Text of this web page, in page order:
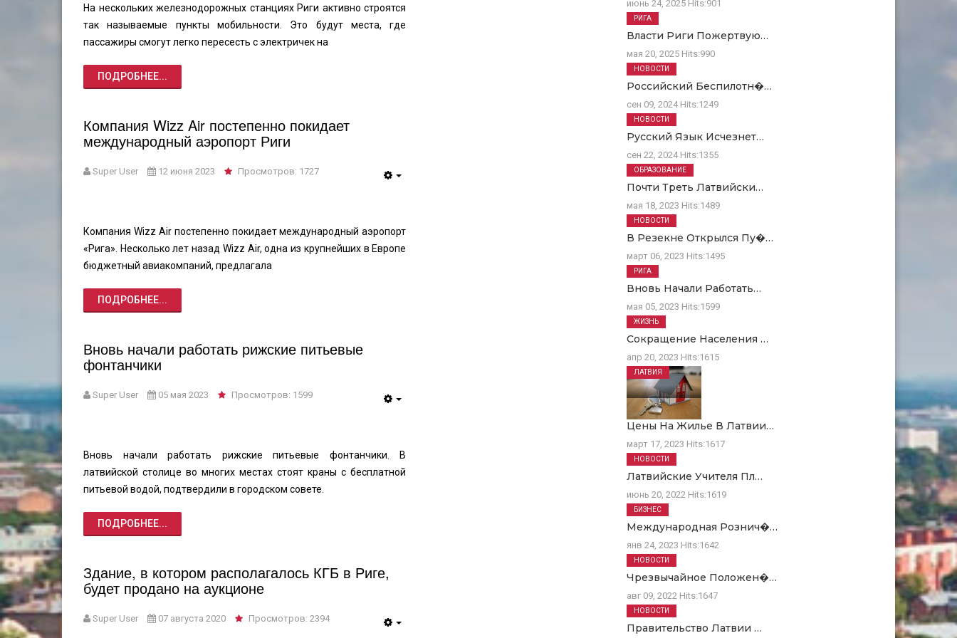
На нескольких железнодорожных станциях Риги активно строятся
так называемые пункты мобильности. Это будут места, где
пассажиры смогут легко пересесть с электричек на
ПОДРОБНЕЕ...
Компания Wizz Air постепенно покидает
международный аэропорт Риги
Super User 12 июня 2023 Просмотров: 1727
Компания Wizz Air постепенно покидает международный аэропорт
«Рига». Несколько лет назад Wizz Air, одна из крупнейших в Европе
бюджетный авиакомпаний, предлагала
ПОДРОБНЕЕ...
Вновь начали работать рижские питьевые
фонтанчики
Super User 05 мая 2023 Просмотров: 1599
Вновь начали работать рижские питьевые фонтанчики. В
латвийской столице во многих местах стоят краны с бесплатной
питьевой водой, подтвердили в городском совете.
ПОДРОБНЕЕ...
Здание, в котором располагалось КГБ в Риге,
будет продано на аукционе
Super User 07 августа 2020 Просмотров: 2394
июнь 24, 2025 Hits:901
Власти Риги Пожертвую…
мая 20, 2025 Hits:990
РИГА
Российский Беспилотн�…
сен 09, 2024 Hits:1249
НОВОСТИ
Русский Язык Исчезнет…
сен 22, 2024 Hits:1355
НОВОСТИ
Почти Треть Латвийски…
мая 18, 2023 Hits:1489
ОБРАЗОВАНИЕ
В Резекне Открылся Пу�…
март 06, 2023 Hits:1495
НОВОСТИ
Вновь Начали Работать…
мая 05, 2023 Hits:1599
РИГА
Сокращение Населения …
апр 20, 2023 Hits:1615
ЖИЗНЬ
Цены На Жилье В Латвии…
март 17, 2023 Hits:1617
ЛАТВИЯ
Латвийские Учителя Пл…
июнь 20, 2022 Hits:1619
НОВОСТИ
Международная Рознич�…
янв 24, 2023 Hits:1642
БИЗНЕС
Чрезвычайное Положен�…
авг 09, 2022 Hits:1647
НОВОСТИ
Правительство Латвии …
НОВОСТИ